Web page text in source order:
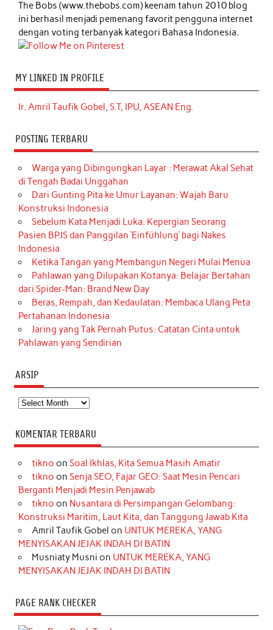
The Bobs (www.thebobs.com) keenam tahun 2010 blog
ini berhasil menjadi pemenang favorit pengguna internet
dengan voting terbanyak kategori Bahasa Indonesia.
MY LINKED IN PROFILE
Ir. Amril Taufik Gobel, S.T, IPU, ASEAN Eng.
POSTING TERBARU
Warga yang Dibingungkan Layar : Merawat Akal Sehat
di Tengah Badai Unggahan
Dari Gunting Pita ke Umur Layanan: Wajah Baru
Konstruksi Indonesia
Sebelum Kata Menjadi Luka: Kepergian Seorang
Pasien BPJS dan Panggilan ‘Einfühlung’ bagi Nakes
Indonesia
Ketika Tangan yang Membangun Negeri Mulai Menua
Pahlawan yang Dilupakan Kotanya: Belajar Bertahan
dari Spider-Man: Brand New Day
Beras, Rempah, dan Kedaulatan: Membaca Ulang Peta
Pertahanan Indonesia
Jaring yang Tak Pernah Putus: Catatan Cinta untuk
Pahlawan yang Sendirian
ARSIP
Arsip
KOMENTAR TERBARU
tikno on Soal Ikhlas, Kita Semua Masih Amatir
tikno on Senja SEO, Fajar GEO: Saat Mesin Pencari
Berganti Menjadi Mesin Penjawab
tikno on Nusantara di Persimpangan Gelombang:
Konstruksi Maritim, Laut Kita, dan Tanggung Jawab Kita
Amril Taufik Gobel on UNTUK MEREKA, YANG
MENYISAKAN JEJAK INDAH DI BATIN
Musniaty Musni on UNTUK MEREKA, YANG
MENYISAKAN JEJAK INDAH DI BATIN
PAGE RANK CHECKER